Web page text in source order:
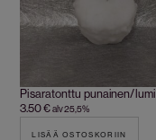
Pisaratonttu punainen/lumi
3.50€alv 25,5%
LISÄÄ OSTOSKORIIN